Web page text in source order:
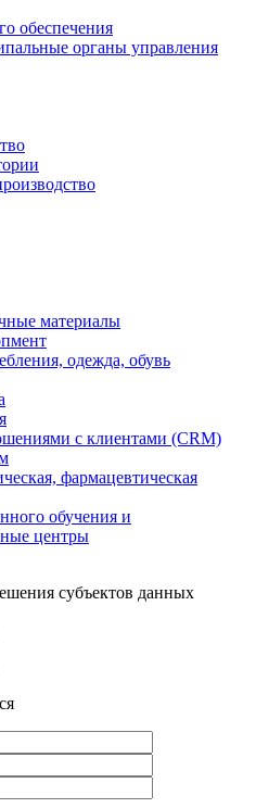
обеспечения
органы управления
материалы
одежда, обувь
с клиентами (CRM)
фармацевтическая
обучения и
центры
субъектов данных